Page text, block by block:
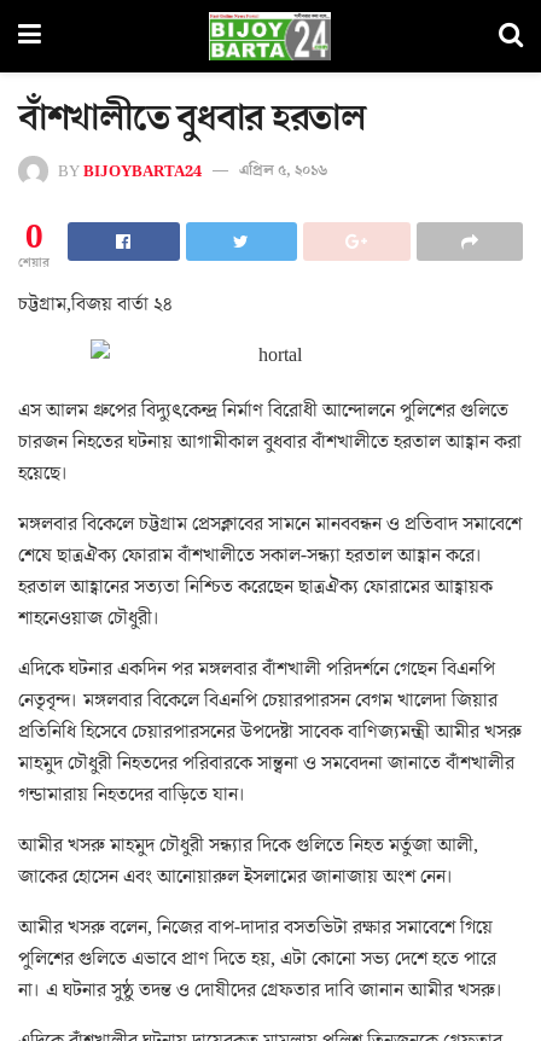
বাঁশখালীতে বুধবার হরতাল
BYBIJOYBARTA24 এপ্রিল ৫, ২০১৬
0
শেয়ার
চট্টগ্রাম,বিজয় বার্তা ২৪
এস আলম গ্রুপের বিদ্যুৎকেন্দ্র নির্মাণ বিরোধী আন্দোলনে পুলিশের গুলিতে
চারজন নিহতের ঘটনায় আগামীকাল বুধবার বাঁশখালীতে হরতাল আহ্বান করা
হয়েছে।
মঙ্গলবার বিকেলে চট্টগ্রাম প্রেসক্লাবের সামনে মানববন্ধন ও প্রতিবাদ সমাবেশে
শেষে ছাত্রঐক্য ফোরাম বাঁশখালীতে সকাল-সন্ধ্যা হরতাল আহ্বান করে।
হরতাল আহ্বানের সত্যতা নিশ্চিত করেছেন ছাত্রঐক্য ফোরামের আহ্বায়ক
শাহনেওয়াজ চৌধুরী।
এদিকে ঘটনার একদিন পর মঙ্গলবার বাঁশখালী পরিদর্শনে গেছেন বিএনপি
নেতৃবৃন্দ। মঙ্গলবার বিকেলে বিএনপি চেয়ারপারসন বেগম খালেদা জিয়ার
প্রতিনিধি হিসেবে চেয়ারপারসনের উপদেষ্টা সাবেক বাণিজ্যমন্ত্রী আমীর খসরু
মাহমুদ চৌধুরী নিহতদের পরিবারকে সান্ত্বনা ও সমবেদনা জানাতে বাঁশখালীর
গন্ডামারায় নিহতদের বাড়িতে যান।
আমীর খসরু মাহমুদ চৌধুরী সন্ধ্যার দিকে গুলিতে নিহত মর্তুজা আলী,
জাকের হোসেন এবং আনোয়ারুল ইসলামের জানাজায় অংশ নেন।
আমীর খসরু বলেন, নিজের বাপ-দাদার বসতভিটা রক্ষার সমাবেশে গিয়ে
পুলিশের গুলিতে এভাবে প্রাণ দিতে হয়, এটা কোনো সভ্য দেশে হতে পারে
না। এ ঘটনার সুষ্ঠু তদন্ত ও দোষীদের গ্রেফতার দাবি জানান আমীর খসরু।